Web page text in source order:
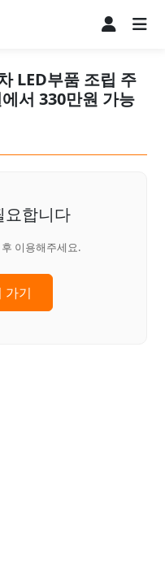
LED부품 조립 주
서 330만원 가능
요합니다
이용해주세요.
가기